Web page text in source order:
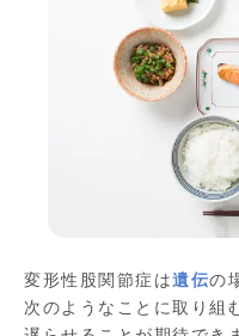
変形性股関節症は遺伝の
次のようなことに取り組